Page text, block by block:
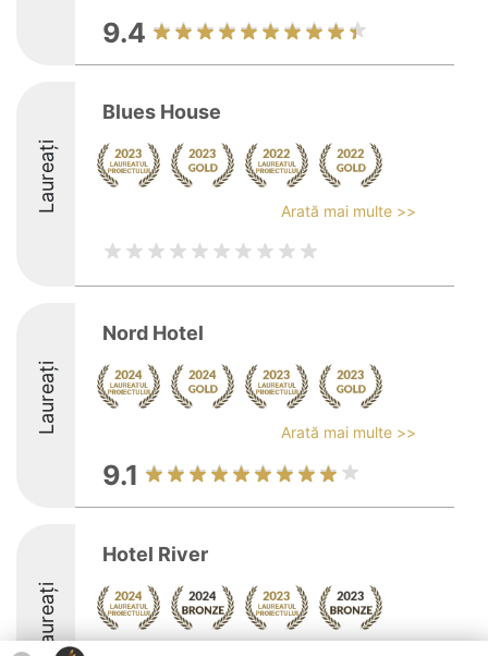
9.4
Laureați
Blues House
Arată mai multe >>
Laureați
Nord Hotel
Arată mai multe >>
9.1
Laureați
Hotel River